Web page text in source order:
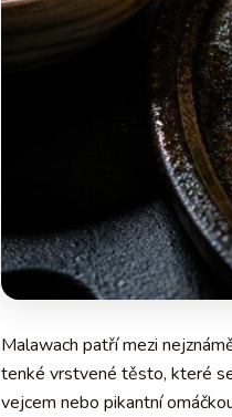
Malawach patří mezi
tenké vrstvené těsto, které
vejcem nebo pikantní